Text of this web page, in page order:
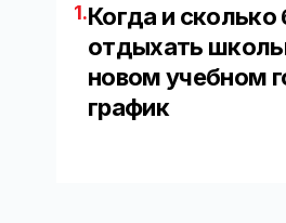
1.Когда и сколько
отдыхать
новом учебном
график